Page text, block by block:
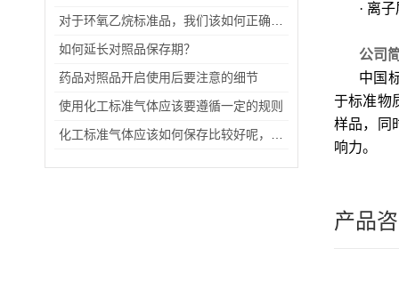
如何延长对照品保存期？
药品对照品开启使用后要注意的细节
使用化工标准气体应该要遵循一定的规则
· 离
公司
中国
于标准物
样品，同
响力。
产品